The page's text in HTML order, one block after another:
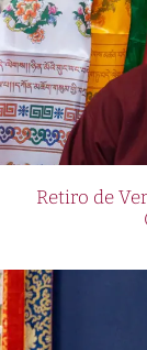
Retiro de